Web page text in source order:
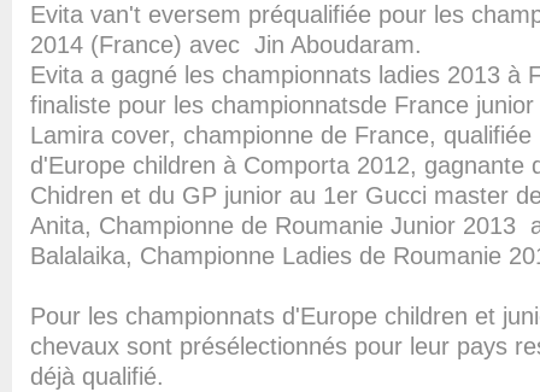
Evita van't eversem préqualifiée pour les
2014 (France) avec Jin Aboudaram.
Evita a gagné les championnats ladies 2013 à
finaliste pour les championnatsde France
Lamira cover, championne de France,
d'Europe children à Comporta 2012, gagnante
Chidren et du GP junior au 1er Gucci master
Anita, Championne de Roumanie Junior 2013
Balalaika, Championne Ladies de Roumanie
Pour les championnats d'Europe children et
chevaux sont présélectionnés pour leur pays
déjà qualifié.